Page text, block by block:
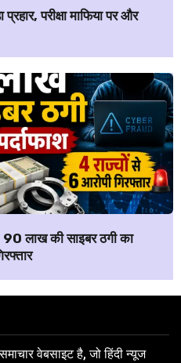
परीक्षा माफिया पर और
लाख की साइबर ठगी का
वेबसाइट है, जो हिंदी न्यूज